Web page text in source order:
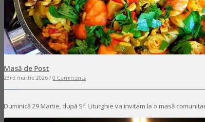
Masă de Post
23rd martie 2026 / 0 Comments
Duminică 29 Martie, după Sf. Liturghie va invitam la o masă